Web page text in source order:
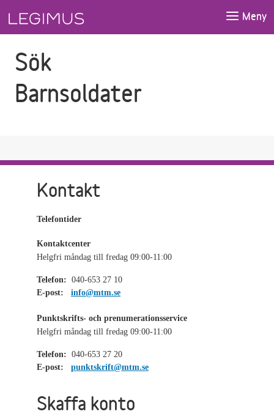
Meny
Sök
Barnsoldater
Kontakt
Telefontider
Kontaktcenter
Helgfri måndag till fredag 09:00-11:00
Telefon: 040-653 27 10
E-post:
info@mtm.se
Punktskrifts- och prenumerationsservice
Helgfri måndag till fredag 09:00-11:00
Telefon: 040-653 27 20
E-post:
punktskrift@mtm.se
Skaffa konto